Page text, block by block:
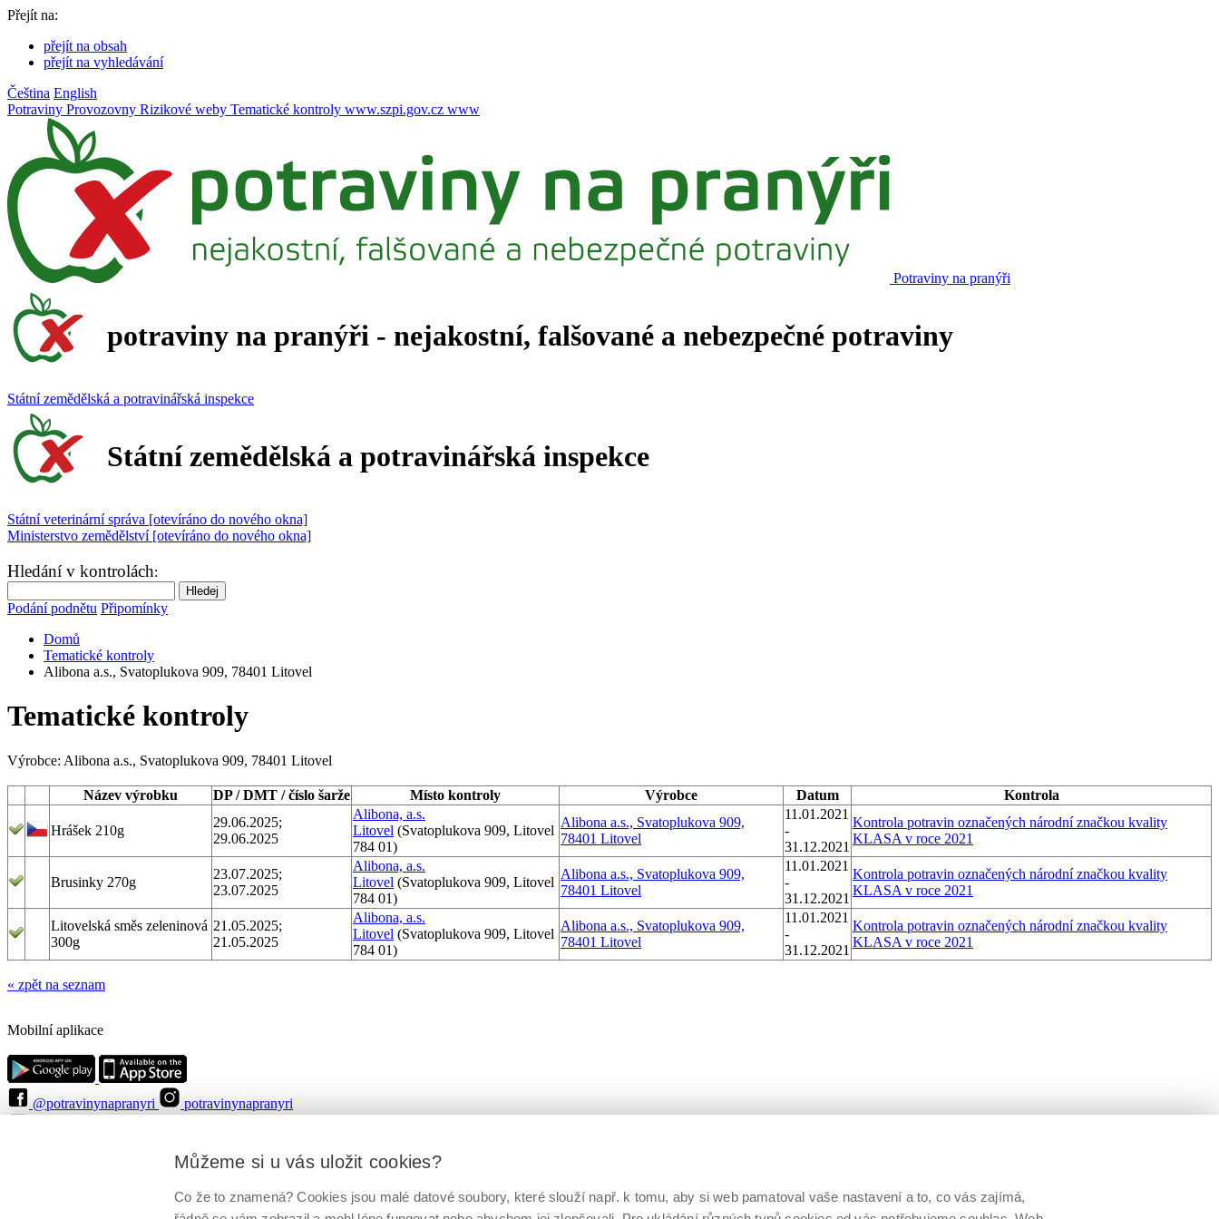
Přejít na:
přejít na obsah
přejít na vyhledávání
Čeština English
Potraviny Provozovny Rizikové weby Tematické kontroly www.szpi.gov.cz www
Potraviny na pranýři
potraviny na pranýři - nejakostní, falšované a nebezpečné potraviny
Státní zemědělská a potravinářská inspekce
Státní zemědělská a potravinářská inspekce
Státní veterinární správa [otevíráno do nového okna]
Ministerstvo zemědělství [otevíráno do nového okna]
Hledání v kontrolách:
Podání podnětu Připomínky
Domů
Tematické kontroly
Alibona a.s., Svatoplukova 909, 78401 Litovel
Tematické kontroly
Výrobce: Alibona a.s., Svatoplukova 909, 78401 Litovel
Název výrobku DP / DMT / číslo šarže Místo kontroly Výrobce Datum Kontrola
Hrášek 210g
29.06.2025;
29.06.2025
Alibona, a.s.
Litovel (Svatoplukova 909, Litovel
784 01)
Alibona a.s., Svatoplukova 909,
78401 Litovel
11.01.2021
-
31.12.2021
Kontrola potravin označených národní značkou kvality
KLASA v roce 2021
Brusinky 270g
23.07.2025;
23.07.2025
Alibona, a.s.
Litovel (Svatoplukova 909, Litovel
784 01)
Alibona a.s., Svatoplukova 909,
78401 Litovel
11.01.2021
-
31.12.2021
Kontrola potravin označených národní značkou kvality
KLASA v roce 2021
Litovelská směs zeleninová
300g
21.05.2025;
21.05.2025
Alibona, a.s.
Litovel (Svatoplukova 909, Litovel
784 01)
Alibona a.s., Svatoplukova 909,
78401 Litovel
11.01.2021
-
31.12.2021
Kontrola potravin označených národní značkou kvality
KLASA v roce 2021
« zpět na seznam
Mobilní aplikace
@potravinynapranyri
potravinynapranyri
epodatelna
szpi.gov.cz
IČO: 75014149, DIČ: CZ75014149
Nastavení cookies
Můžeme si u vás uložit cookies?
Co že to znamená? Cookies jsou malé datové soubory, které slouží např. k tomu, aby si web pamatoval vaše nastavení a to, co vás zajímá,